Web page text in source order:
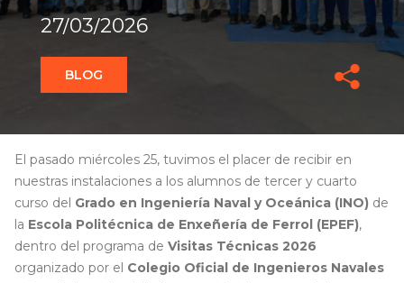
27/03/2026
BLOG
El pasado miércoles 25, tuvimos el placer de recibir en
nuestras instalaciones a los alumnos de tercer y cuarto
curso del Grado en Ingeniería Naval y Oceánica (INO) de
la Escola Politécnica de Enxeñería de Ferrol (EPEF),
dentro del programa de Visitas Técnicas 2026
organizado por el Colegio Oficial de Ingenieros Navales